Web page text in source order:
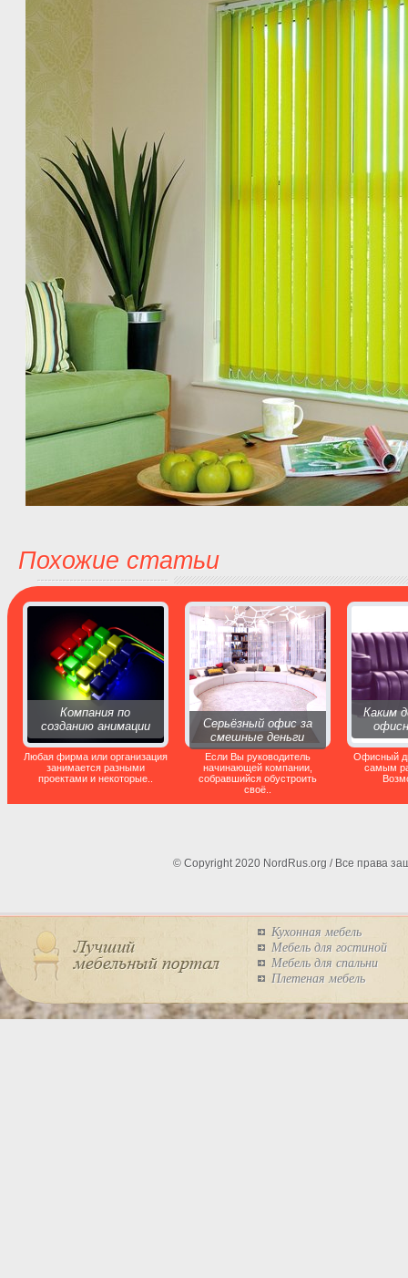
Похожие статьи
Компания по
созданию анимации
Любая фирма или организация
занимается разными
проектами и некоторые..
Серьёзный офис за
смешные деньги
Если Вы руководитель
начинающей компании,
собравшийся обустроить
своё..
Каким
Офисный
самым
© Copyright 2020 NordRus.org / Все права
Кухонная мебель
Мебель для гостиной
Мебель для спальни
Плетеная мебель